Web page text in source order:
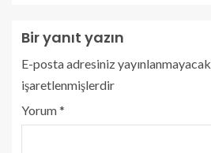
Bir yanıt yazın
E-posta adresiniz yayınlanmayacak.
işaretlenmişlerdir
Yorum*